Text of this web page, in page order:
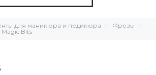
для маникюра и педикюра
Фрезы
Magic Bits